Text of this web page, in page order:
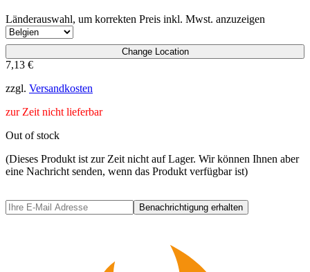
Länderauswahl, um korrekten Preis inkl. Mwst. anzuzeigen
Change Location
7,13 €
zzgl. Versandkosten
zur Zeit nicht lieferbar
Out of stock
(Dieses Produkt ist zur Zeit nicht auf Lager. Wir können Ihnen aber
eine Nachricht senden, wenn das Produkt verfügbar ist)